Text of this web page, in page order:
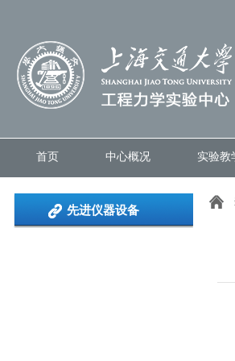
首页 中心概况 实验教
先进仪器设备